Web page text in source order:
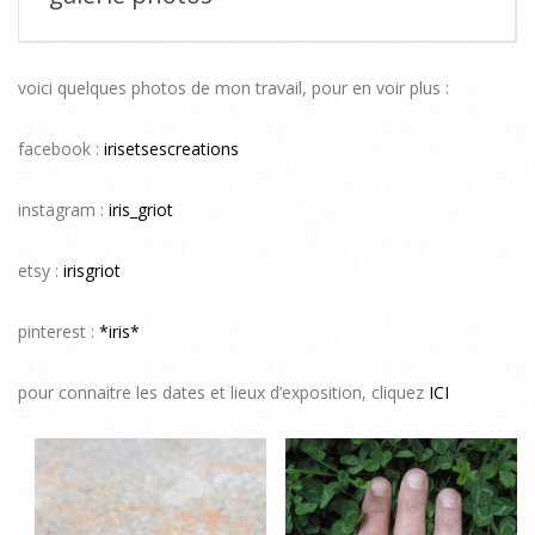
l
e
r
e
p
h
voici quelques photos de mon travail, pour en voir plus :
facebook : irisetsescreations
instagram : iris_griot
etsy : irisgriot
pinterest : *iris*
pour connaitre les dates et lieux d’exposition, cliquez ICI